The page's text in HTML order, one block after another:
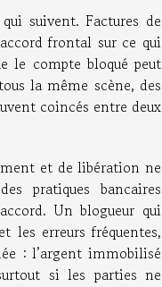
suivent. Factures de
frontal sur ce qui
le compte bloqué peut
la même scène, des
coincés entre deux
et de libération ne
pratiques bancaires
Un blogueur qui
les erreurs fréquentes,
: l’argent immobilisé
si les parties ne